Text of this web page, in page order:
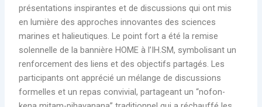
présentations inspirantes et de discussions qui ont mis
en lumière des approches innovantes des sciences
marines et halieutiques. Le point fort a été la remise
solennelle de la bannière HOME à l’IH.SM, symbolisant un
renforcement des liens et des objectifs partagés. Les
participants ont apprécié un mélange de discussions
formelles et un repas convivial, partageant un “nofon-